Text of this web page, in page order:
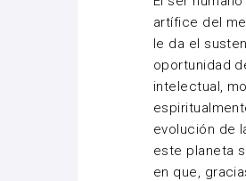
artífice del
le da el
oportunidad
intelectual,
evolución de
este planeta
en que,